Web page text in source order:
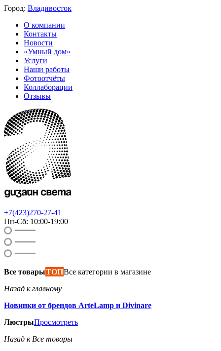
Город: Владивосток
О компании
Контакты
Новости
«Умный дом»
Услуги
Наши работы
Фотоотчёты
Коллаборации
Отзывы
+7(423)270-27-41
Пн-Сб: 10:00-19:00
Все товарыТОПВсе категории в магазине
Назад к главному
Новинки от брендов ArteLamp и Divinare
ЛюстрыПросмотреть
Назад к Все товары